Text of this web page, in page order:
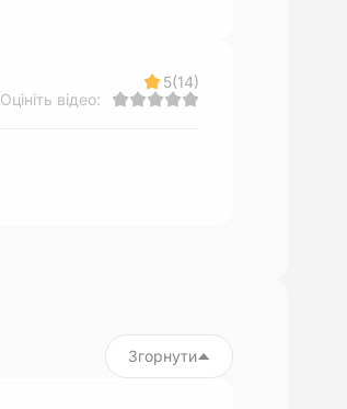
5(14)
Оцініть відео:
Згорнути